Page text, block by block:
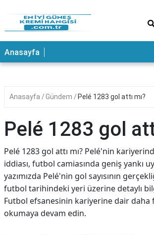
ANASAYFA
Anasayfa
Anasayfa Gündem Pelé 1283 gol attı mı?
Pelé 1283 gol
Pelé 1283 gol attı mı? Pelé'nin
iddiası, futbol camiasında geniş yankı
yazımızda Pelé'nin gol sayısının
futbol tarihindeki yeri üzerine detaylı
Futbol efsanesinin kariyerine dair daha
okumaya devam edin.